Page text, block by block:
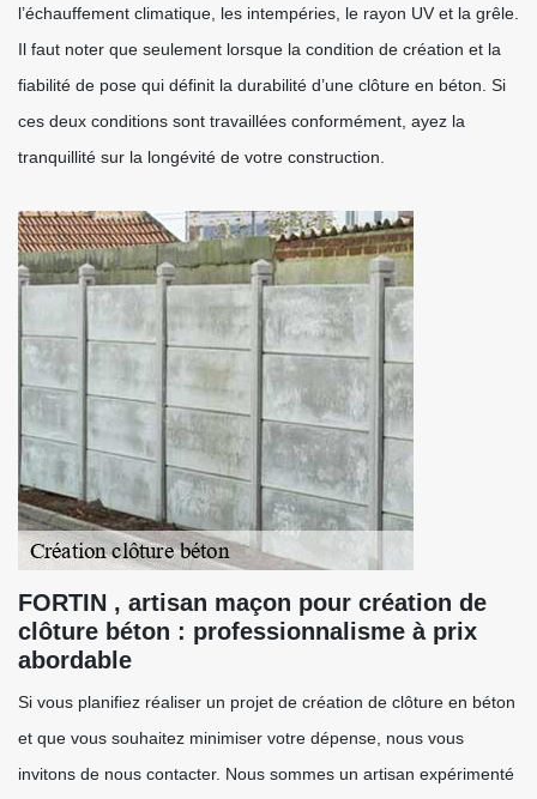
l’échauffement climatique, les intempéries, le rayon UV et la grêle.
Il faut noter que seulement lorsque la condition de création et la
fiabilité de pose qui définit la durabilité d’une clôture en béton. Si
ces deux conditions sont travaillées conformément, ayez la
tranquillité sur la longévité de votre construction.
FORTIN , artisan maçon pour création de
clôture béton : professionnalisme à prix
abordable
Si vous planifiez réaliser un projet de création de clôture en béton
et que vous souhaitez minimiser votre dépense, nous vous
invitons de nous contacter. Nous sommes un artisan expérimenté